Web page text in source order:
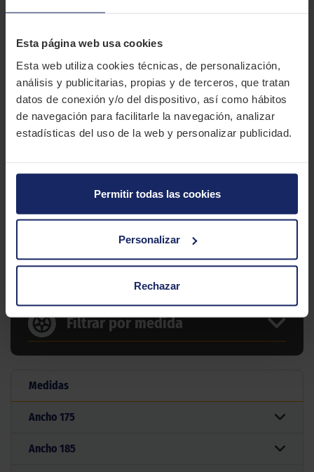
Esta página web usa cookies
Esta web utiliza cookies técnicas, de personalización,
análisis y publicitarias, propias y de terceros, que tratan
datos de conexión y/o del dispositivo, así como hábitos
de navegación para facilitarle la navegación, analizar
estadísticas del uso de la web y personalizar publicidad.
Permitir todas las cookies
Personalizar
Rechazar
destaca por su rendimiento de frenada y su bajo consumo de
carburante.
CARACTERÍSTICAS TÉCNICAS
Marca
DUNLOP
Tipo conducción
COMFORT
DUNLOP SPORT BLURESPONSE
Filtrar por medida
Medidas
Ancho 175
Ancho 185